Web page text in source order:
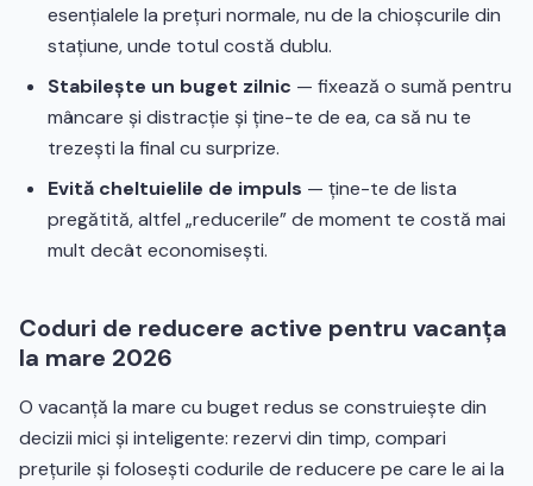
esențialele la prețuri normale, nu de la chioșcurile din
stațiune, unde totul costă dublu.
Stabilește un buget zilnic — fixează o sumă pentru
mâncare și distracție și ține-te de ea, ca să nu te
trezești la final cu surprize.
Evită cheltuielile de impuls — ține-te de lista
pregătită, altfel „reducerile” de moment te costă mai
mult decât economisești.
Coduri de reducere active pentru vacanța
la mare 2026
O vacanță la mare cu buget redus se construiește din
decizii mici și inteligente: rezervi din timp, compari
prețurile și folosești codurile de reducere pe care le ai la